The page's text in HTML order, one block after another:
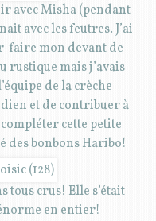
avec Misha (pendant
avec les feutres. J’ai
faire mon devant de
rustique mais j’avais
de la crèche
et de contribuer à
cette petite
des bonbons Haribo!
tous crus! Elle s’était
en entier!